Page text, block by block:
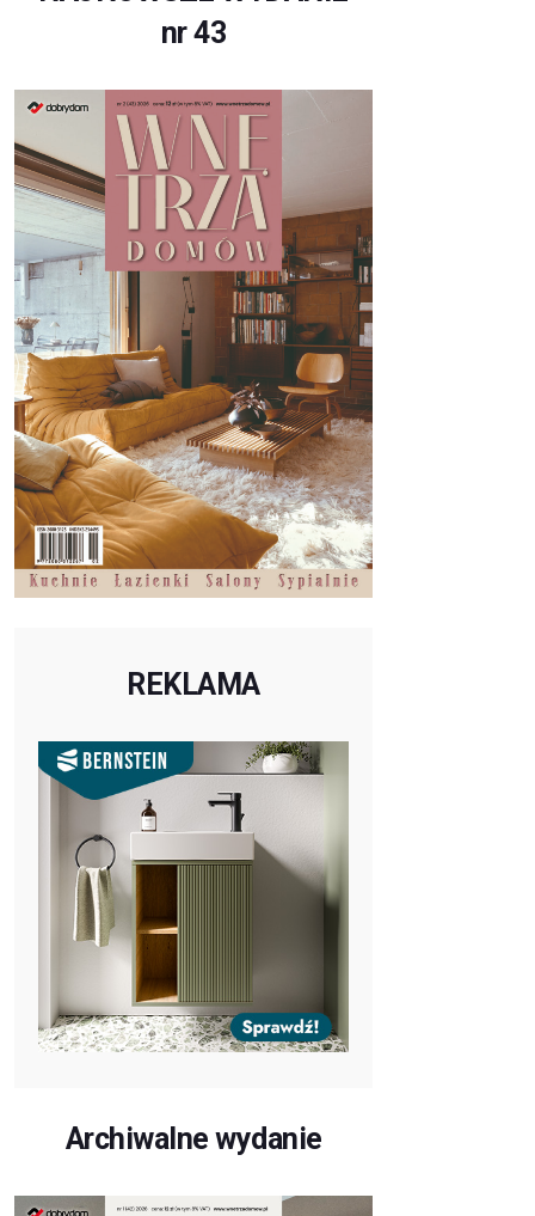
nr 43
REKLAMA
Archiwalne wydanie